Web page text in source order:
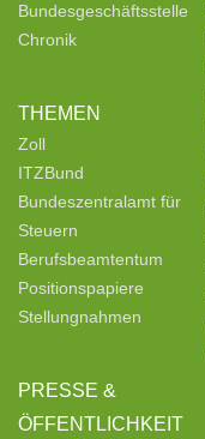
Bundesgeschäftsstelle
Chronik
THEMEN
Zoll
ITZBund
Bundeszentralamt für
Steuern
Berufsbeamtentum
Positionspapiere
Stellungnahmen
PRESSE &
ÖFFENTLICHKEIT